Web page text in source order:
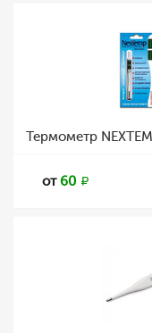
Термометр
от60